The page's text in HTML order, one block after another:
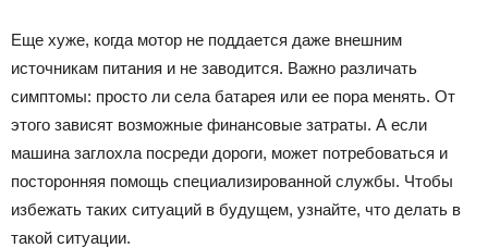
Еще хуже, когда мотор не поддается даже внешним
источникам питания и не заводится. Важно различать
симптомы: просто ли села батарея или ее пора менять. От
этого зависят возможные финансовые затраты. А если
машина заглохла посреди дороги, может потребоваться и
посторонняя помощь специализированной службы. Чтобы
избежать таких ситуаций в будущем, узнайте, что делать в
такой ситуации.